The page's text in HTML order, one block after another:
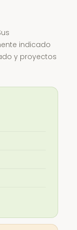
indicado
y proyectos